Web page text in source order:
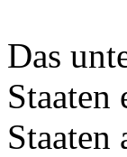
Das
Staaten